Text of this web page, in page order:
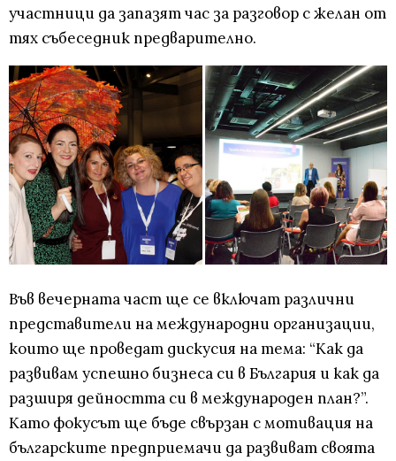
участници да запазят час за разговор с желан от
тях събеседник предварително.
Във вечерната част ще се включат различни
представители на международни организации,
които ще проведат дискусия на тема: “Как да
развивам успешно бизнеса си в България и как да
разширя дейността си в международен план?”.
Като фокусът ще бъде свързан с мотивация на
българските предприемачи да развиват своята